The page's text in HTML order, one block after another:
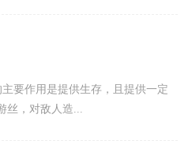
要作用是提供生存，且提供一定
丝，对敌人造...